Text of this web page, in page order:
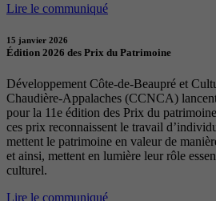
Lire le communiqué
15 janvier 2026
Édition 2026 des Prix du Patrimoine
Développement Côte-de-Beaupré et
Chaudière-Appalaches (CCNCA)
pour la 11e édition des Prix du
ces prix reconnaissent le travail
mettent le patrimoine en valeur de
et ainsi, mettent en lumière leur rôle
culturel.
Lire le communiqué